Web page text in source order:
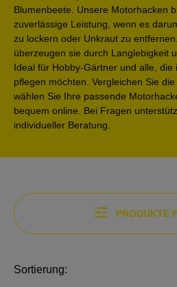
Blumenbeete. Unsere Motorhacken
zuverlässige Leistung, wenn es
zu lockern oder Unkraut zu
überzeugen sie durch Langlebigkeit
Ideal für Hobby-Gärtner und alle, die
pflegen möchten. Vergleichen Sie
wählen Sie Ihre passende
bequem online. Bei Fragen
individueller Beratung.
PRODUKTE
Sortierung: